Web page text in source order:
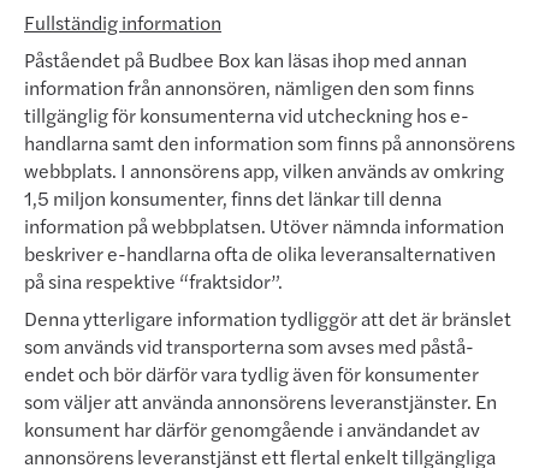
Fullständig information
Påståendet på Budbee Box kan läsas ihop med annan
information från annonsören, nämligen den som finns
tillgänglig för konsumenterna vid utcheckning hos e-
handlarna samt den information som finns på annonsörens
webbplats. I annonsörens app, vilken används av omkring
1,5 miljon konsumenter, finns det länkar till denna
information på webbplatsen. Utöver nämnda information
beskriver e-handlarna ofta de olika leverans­alterna­tiven
på sina respektive “fraktsidor”.
Denna ytterligare information tydliggör att det är bränslet
som används vid transporterna som avses med påstå­
endet och bör därför vara tydlig även för konsumenter
som väljer att använda annonsörens leveranstjänst­er. En
konsument har därför genomgående i användandet av
annonsörens leveranstjänst ett flertal enkelt till­gängliga